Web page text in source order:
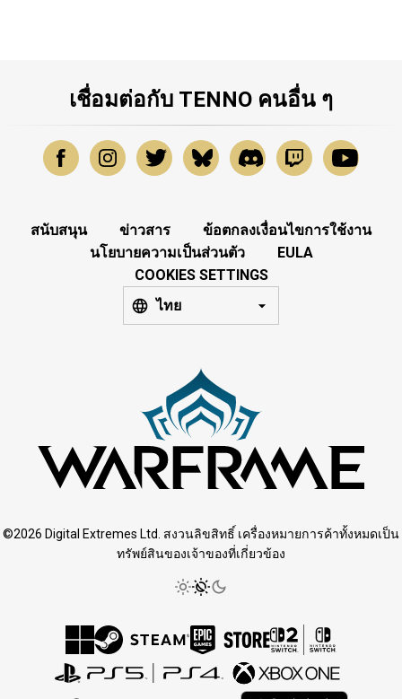
เชื่อมต่อกับ TENNO คนอื่น ๆ
สนับสนุน ข่าวสาร
ข้อตกลงเงื่อนไขการใช้งาน
นโยบายความเป็นส่วนตัว
EULA
COOKIES SETTINGS
ไทย
©2026 Digital Extremes Ltd. สงวนลิขสิทธิ์ เครื่องหมายการค้าทั้งหมดเป็น
ทรัพย์สินของเจ้าของที่เกี่ยวข้อง